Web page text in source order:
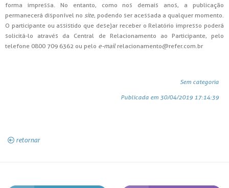
forma impressa. No entanto, como nos demais anos, a publicação
permanecerá disponível no site, podendo ser acessada a qualquer momento.
O participante ou assistido que desejar receber o Relatório impresso poderá
solicitá-lo através da Central de Relacionamento ao Participante, pelo
telefone 0800 709 6362 ou pelo e-mail relacionamento@refer.com.br
Sem categoria
Publicada em 30/04/2019 17:14:39
retornar